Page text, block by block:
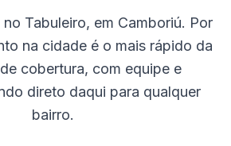
Tabuleiro, em Camboriú. Por
na cidade é o mais rápido da
cobertura, com equipe e
direto daqui para qualquer
bairro.